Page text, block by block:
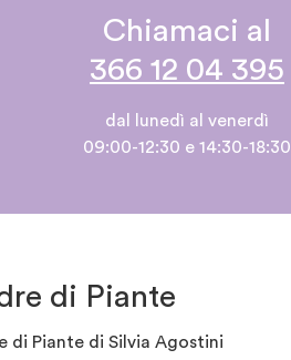
Chiamaci al
366 12 04 395
dal lunedì al venerdì
09:00-12:30 e 14:30-18:30
di Piante
di Piante di Silvia Agostini